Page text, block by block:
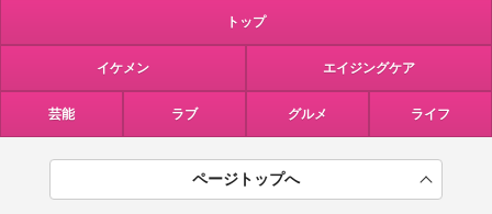
トップ
イケメン エイジングケア
芸能 ラブ グルメ ライフ
ページトップへ